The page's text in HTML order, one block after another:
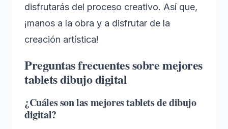
disfrutarás del proceso creativo. Así que,
¡manos a la obra y a disfrutar de la
creación artística!
Preguntas frecuentes sobre mejores
tablets dibujo digital
¿Cuáles son las mejores tablets de dibujo
digital?